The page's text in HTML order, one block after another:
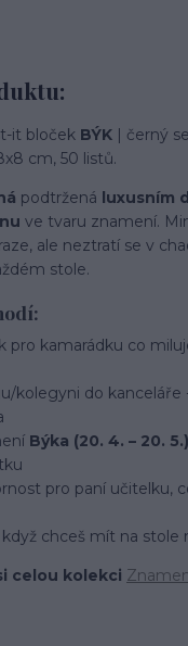
it bloček BÝK | černý se
cm, 50 listů.
podtržená luxusním
ve tvaru znamení.
ale neztratí se v
stole.
pro kamarádku co
kolegyni do kanceláře
Býka (20. 4. – 20. 5.)
pro paní učitelku,
chceš mít na stole
celou kolekci